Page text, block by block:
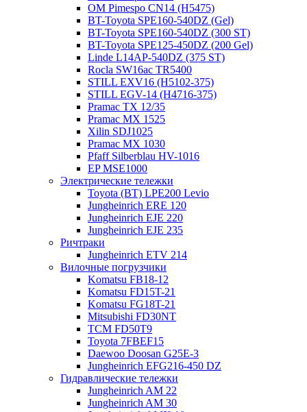
OM Pimespo CN14 (Н5475)
BT-Toyota SPE160-540DZ (Gel)
BT-Toyota SPE160-540DZ (300 ST)
BT-Toyota SPE125-450DZ (200 Gel)
Linde L14AP-540DZ (375 ST)
Rocla SW16ac TR5400
STILL EXV16 (H5102-375)
STILL EGV-14 (H4716-375)
Pramac TX 12/35
Pramac MX 1525
Xilin SDJ1025
Pramac MX 1030
Pfaff Silberblau HV-1016
EP MSE1000
Электрические тележки
Toyota (BT) LPE200 Levio
Jungheinrich ERE 120
Jungheinrich EJE 220
Jungheinrich EJE 235
Ричтраки
Jungheinrich ETV 214
Вилочные погрузчики
Komatsu FB18-12
Komatsu FD15T-21
Komatsu FG18T-21
Mitsubishi FD30NT
TCM FD50T9
Toyota 7FBEF15
Daewoo Doosan G25E-3
Jungheinrich EFG216-450 DZ
Гидравлические тележки
Jungheinrich AM 22
Jungheinrich AM 30